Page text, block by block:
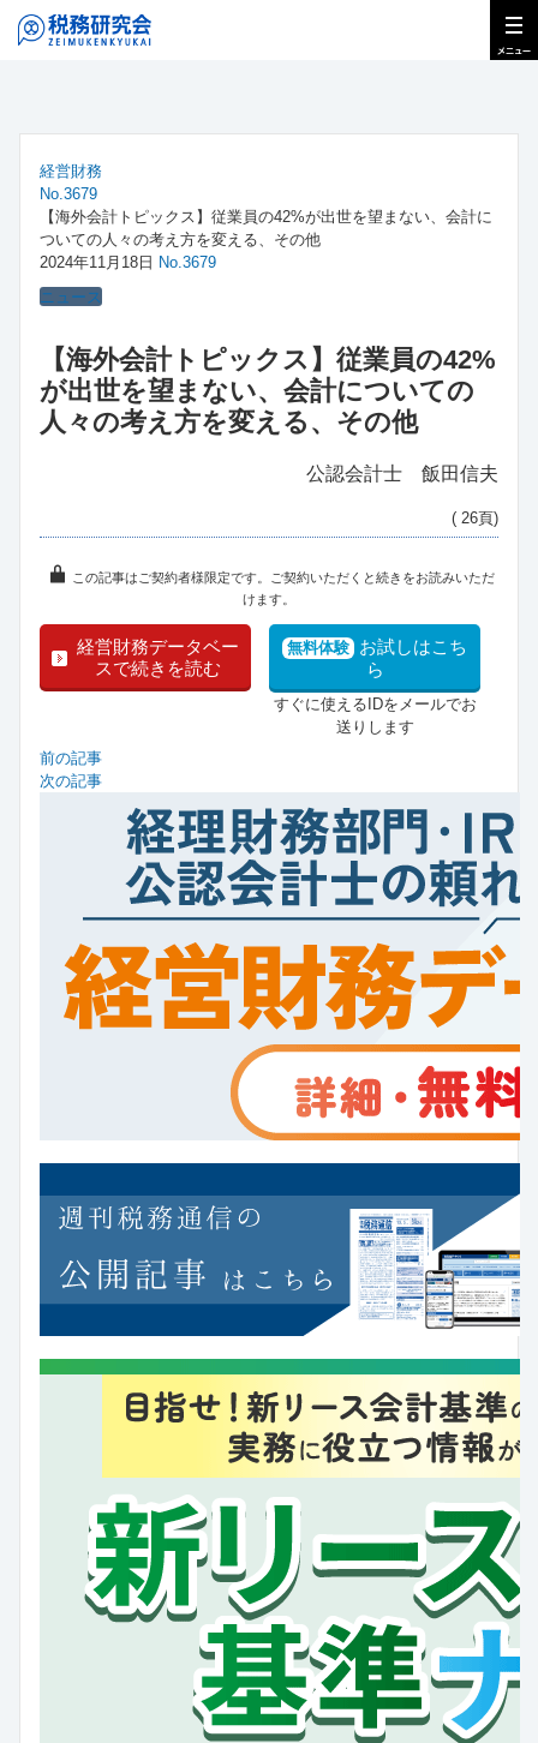
経営財務
No.3679
【海外会計トピックス】従業員の42%が出世を望まない、会計に
ついての人々の考え方を変える、その他
2024年11月18日 No.3679
ニュース
【海外会計トピックス】従業員の42%
が出世を望まない、会計についての
人々の考え方を変える、その他
公認会計士 飯田信夫
( 26頁)
この記事はご契約者様限定です。ご契約いただくと続きをお読みいただ
けます。
経営財務データベー
スで続きを読む
無料体験 お試しはこち
ら
すぐに使えるIDをメールでお
送りします
前の記事
次の記事